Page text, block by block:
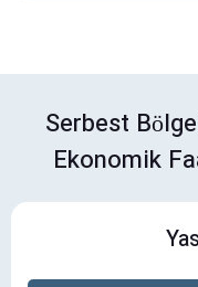
Serbest
Ekonomik